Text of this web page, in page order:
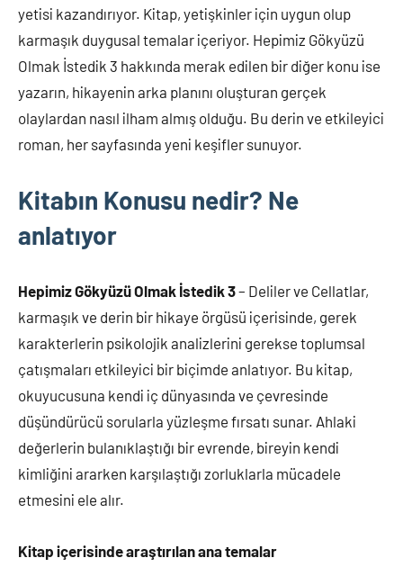
yetisi kazandırıyor. Kitap, yetişkinler için uygun olup
karmaşık duygusal temalar içeriyor. Hepimiz Gökyüzü
Olmak İstedik 3 hakkında merak edilen bir diğer konu ise
yazarın, hikayenin arka planını oluşturan gerçek
olaylardan nasıl ilham almış olduğu. Bu derin ve etkileyici
roman, her sayfasında yeni keşifler sunuyor.
Kitabın Konusu nedir? Ne
anlatıyor
Hepimiz Gökyüzü Olmak İstedik 3– Deliler ve Cellatlar,
karmaşık ve derin bir hikaye örgüsü içerisinde, gerek
karakterlerin psikolojik analizlerini gerekse toplumsal
çatışmaları etkileyici bir biçimde anlatıyor. Bu kitap,
okuyucusuna kendi iç dünyasında ve çevresinde
düşündürücü sorularla yüzleşme fırsatı sunar. Ahlaki
değerlerin bulanıklaştığı bir evrende, bireyin kendi
kimliğini ararken karşılaştığı zorluklarla mücadele
etmesini ele alır.
Kitap içerisinde araştırılan ana temalar